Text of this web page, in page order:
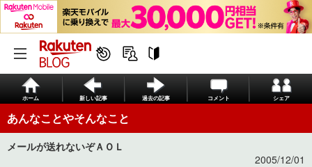
ホーム 新しい記事 過去の記事 コメント シェア
あんなことやそんなこと
メールが送れないぞＡＯＬ
2005/12/01